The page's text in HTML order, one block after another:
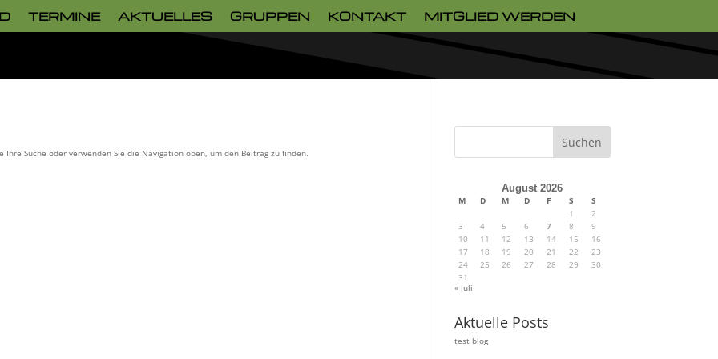
TERMINE AKTUELLES GRUPPEN KONTAKT MITGLIED WERDEN
Suche oder verwenden Sie die Navigation oben, um den Beitrag zu finden.
Suchen
August 2026
M D M D F S
S
1
2
3
4 5 6 7 8
9
10
11 12 13 14 15
16
17
18 19 20 21 22
23
24
25 26 27 28 29
30
31
« Juli
Aktuelle Posts
test blog